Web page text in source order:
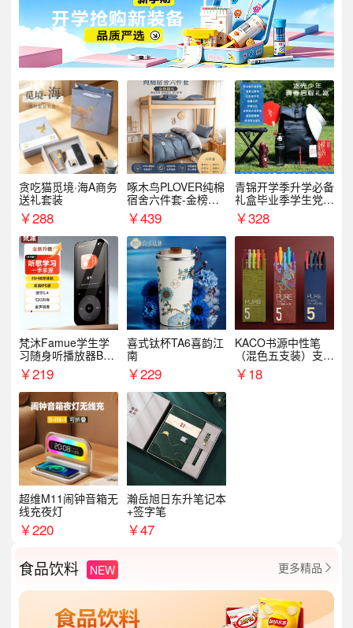
贪吃猫觅境·海A商务
送礼套装
￥288
啄木鸟PLOVER纯棉
宿舍六件套-金榜题
名
￥439
青锦开学季升学必备
礼盒毕业季学生党户
外出行备考装备礼品
￥328
梵沐Famue学生学
习随身听播放器BL1
5（64G）
￥219
喜式钛杯TA6喜韵江
南
￥229
KACO书源中性笔
（混色五支装）支持
logo定制
￥18
超维M11闹钟音箱无
线充夜灯
￥220
瀚岳旭日东升笔记本
+签字笔
￥47
食品饮料 NEW 更多精品 